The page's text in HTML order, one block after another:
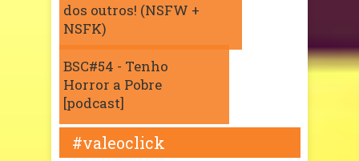
dos outros! (NSFW +
NSFK)
BSC#54 - Tenho
Horror a Pobre
[podcast]
#valeoclick